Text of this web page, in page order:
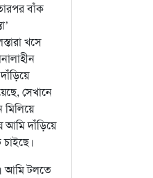
বাঁক
খসে
সেখানে
আমি দাঁড়িয়ে
আমি টলতে